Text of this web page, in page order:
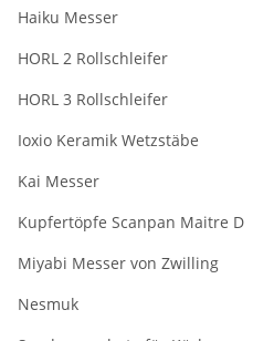
Haiku Messer
HORL 2 Rollschleifer
HORL 3 Rollschleifer
Ioxio Keramik Wetzstäbe
Kai Messer
Kupfertöpfe Scanpan Maitre D
Miyabi Messer von Zwilling
Nesmuk